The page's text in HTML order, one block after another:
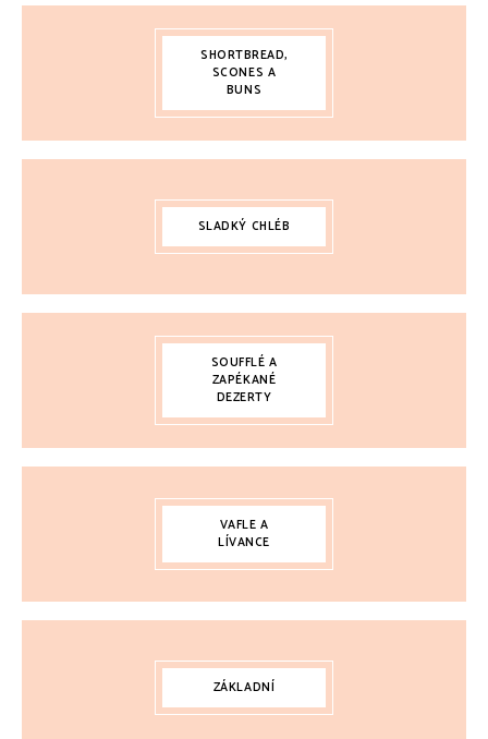
SHORTBREAD,
SCONES A
BUNS
SLADKÝ CHLÉB
SOUFFLÉ A
ZAPÉKANÉ
DEZERTY
VAFLE A
LÍVANCE
ZÁKLADNÍ